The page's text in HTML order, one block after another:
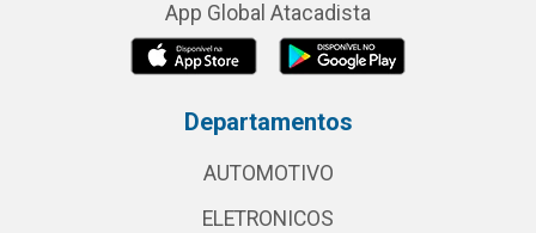
App Global Atacadista
Departamentos
AUTOMOTIVO
ELETRONICOS